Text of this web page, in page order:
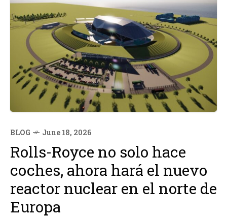
BLOG June 18, 2026
Rolls-Royce no solo hace
coches, ahora hará el nuevo
reactor nuclear en el norte de
Europa